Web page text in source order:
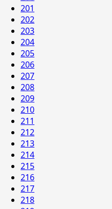
201
202
203
204
205
206
207
208
209
210
211
212
213
214
215
216
217
218